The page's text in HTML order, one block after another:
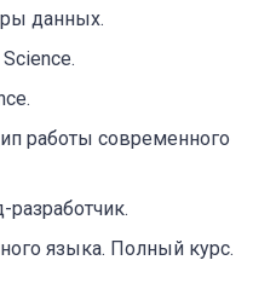
данных.
работы современного
языка. Полный курс.